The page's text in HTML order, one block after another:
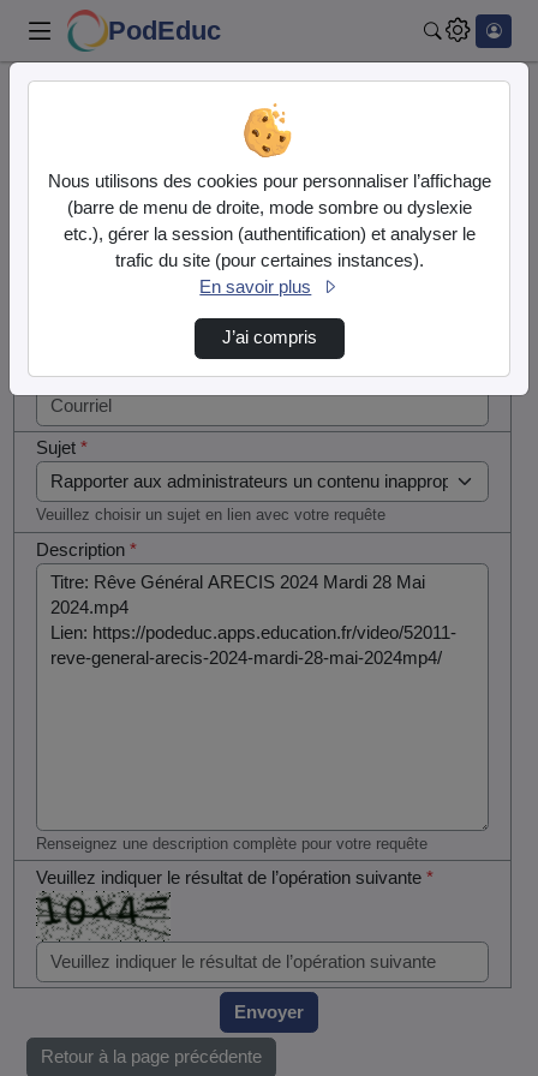
PodEduc
Contactez nous
Votre message
Courriel*
Sujet*
Veuillez choisir un sujet en lien avec votre requête
Description*
Renseignez une description complète pour votre requête
Veuillez indiquer le résultat de l’opération suivante*
si vous
êtes un
humain en
Envoyer
Retour à la page précédente
Nous utilisons des cookies pour personnaliser l’affichage
(barre de menu de droite, mode sombre ou dyslexie
etc.), gérer la session (authentification) et analyser le
trafic du site (pour certaines instances).
En savoir plus
J’ai compris